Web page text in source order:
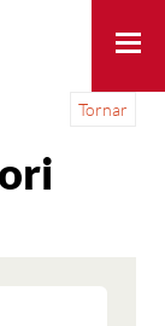
Tornar